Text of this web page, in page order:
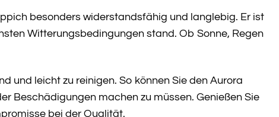
besonders widerstandsfähig und langlebig. Er ist
Witterungsbedingungen stand. Ob Sonne, Regen
und leicht zu reinigen. So können Sie den Aurora
Beschädigungen machen zu müssen. Genießen Sie
bei der Qualität.